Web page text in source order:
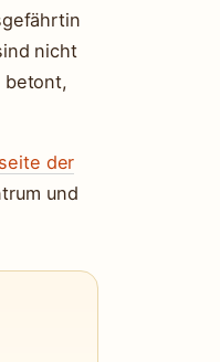
nicht
betont,
der
und